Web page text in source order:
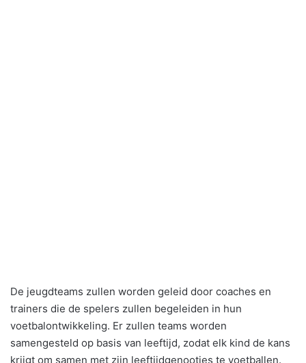
De jeugdteams zullen worden geleid door coaches en
trainers die de spelers zullen begeleiden in hun
voetbalontwikkeling. Er zullen teams worden
samengesteld op basis van leeftijd, zodat elk kind de kans
krijgt om samen met zijn leeftijdgenootjes te voetballen.